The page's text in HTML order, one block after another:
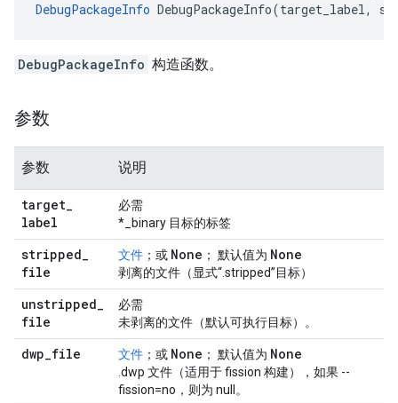
DebugPackageInfo DebugPackageInfo(target_label,
DebugPackageInfo 构造函数。
参数
参数 说明
target_
label
必需
*_binary 目标的标签
stripped_
file
文件 ；或 None ； 默认值为 None
剥离的文件（显式“.stripped”目标）
unstripped_
file
必需
未剥离的文件（默认可执行目标）。
dwp_file 文件 ；或 None ； 默认值为 None
.dwp 文件（适用于 fission 构建），如果 --
fission=no，则为 null。